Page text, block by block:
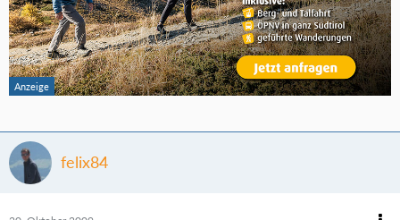
felix84